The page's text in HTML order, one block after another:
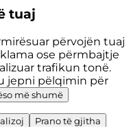
tuaj
përvojën tuaj
ose përmbajtje
trafikun tonë.
jepni pëlqimin për
më shumë
Prano të gjitha